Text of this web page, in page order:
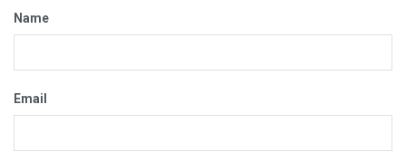
Name
Email